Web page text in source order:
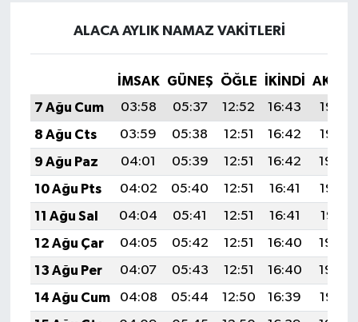
ALACA AYLIK NAMAZ VAKITLERI
İMSAK GÜNEŞ ÖĞLE İKINDI
7 Ağu Cum
03:58 05:37 12:52 16:43
19:56
8 Ağu Cts
03:59 05:38 12:51 16:42
19:55
9 Ağu Paz
04:01 05:39 12:51 16:42
19:54
10 Ağu Pts
04:02 05:40 12:51 16:41
19:52
11 Ağu Sal
04:04 05:41 12:51 16:41
19:51
12 Ağu Çar
04:05 05:42 12:51 16:40
19:50
13 Ağu Per
04:07 05:43 12:51 16:40
19:49
14 Ağu Cum
04:08 05:44 12:50 16:39
19:47